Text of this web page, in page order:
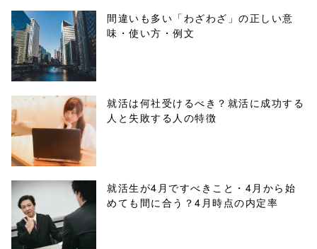
ml/wp-
content/themes
/tapbiz_theme/
parts/sns-
buttons.php on
line10
/1134647"
onclick="windo
w.open(this.hre
間違いも多い「わざわざ」の正しい意
味・使い方・例文
就活は何社受けるべき？就活に成功する
人と失敗する人の特徴
就活生が4月ですべきこと・4月から始
めても間に合う？4月時点の内定率